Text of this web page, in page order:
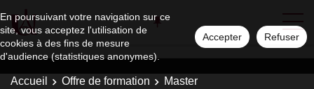
En poursuivant votre navigation sur ce
site, vous acceptez l'utilisation de
cookies à des fins de mesure
d'audience (statistiques anonymes).
Accepter Refuser
Accueil Offre de formation
Master